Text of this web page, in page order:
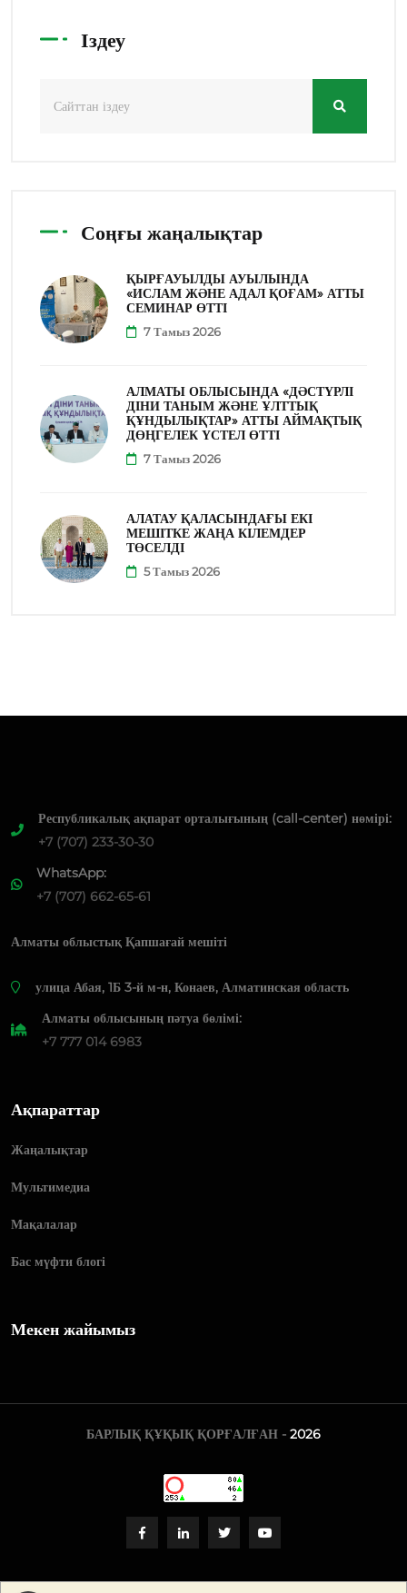
Іздеу
Соңғы жаңалықтар
ҚЫРҒАУЫЛДЫ АУЫЛЫНДА
«ИСЛАМ ЖӘНЕ АДАЛ ҚОҒАМ» АТТЫ
СЕМИНАР ӨТТІ
7 Тамыз 2026
АЛМАТЫ ОБЛЫСЫНДА «ДӘСТҮРЛІ
ДІНИ ТАНЫМ ЖӘНЕ ҰЛТТЫҚ
ҚҰНДЫЛЫҚТАР» АТТЫ АЙМАҚТЫҚ
ДӨҢГЕЛЕК ҮСТЕЛ ӨТТІ
7 Тамыз 2026
АЛАТАУ ҚАЛАСЫНДАҒЫ ЕКІ
МЕШІТКЕ ЖАҢА КІЛЕМДЕР
ТӨСЕЛДІ
5 Тамыз 2026
Республикалық ақпарат орталығының (call-center) нөмірі:
+7 (707) 233-30-30
WhatsApp:
+7 (707) 662-65-61
Алматы облыстық Қапшағай мешіті
​улица Абая, 1Б 3-й м-н, Конаев, Алматинская область
Алматы облысының пәтуа бөлімі:
+7 777 014 6983
Ақпараттар
Жаңалықтар
Мультимедиа
Мақалалар
Бас мүфти блогі
Мекен жайымыз
БАРЛЫҚ ҚҰҚЫҚ ҚОРҒАЛҒАН - 2026